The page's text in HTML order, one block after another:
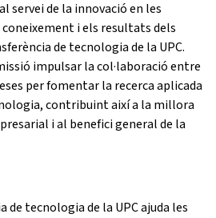
servei de la innovació en les
i els resultats dels
de tecnologia de la UPC.
impulsar la col·laboració entre
per fomentar la recerca aplicada
contribuint així a la millora
i al benefici general de la
de tecnologia de la UPC ajuda les